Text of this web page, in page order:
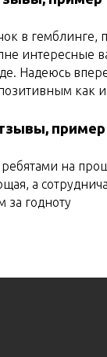
в гемблинге,
интересные
Надеюсь
как
ребятами на
а
за годноту